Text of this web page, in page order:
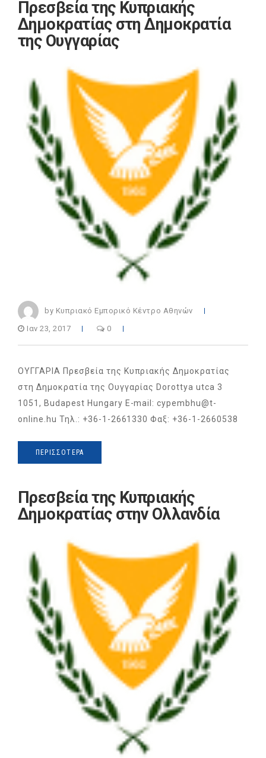
Πρεσβεία της Κυπριακής
Δημοκρατίας στη Δημοκρατία
της Ουγγαρίας
by Κυπριακό Εμπορικό Κέντρο Αθηνών
Ιαν 23, 2017 0
ΟΥΓΓΑΡΙΑ Πρεσβεία της Κυπριακής Δημοκρατίας
στη Δημοκρατία της Ουγγαρίας Dorottya utca 3
1051, Budapest Hungary E-mail: cypembhu@t-
online.hu Τηλ.: +36-1-2661330 Φαξ: +36-1-2660538
ΠΕΡΙΣΣΌΤΕΡΑ
Πρεσβεία της Κυπριακής
Δημοκρατίας στην Ολλανδία